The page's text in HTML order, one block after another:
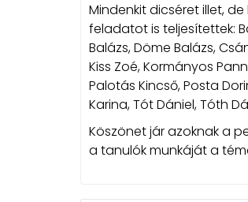
Mindenkit dicséret illet,
feladatot is teljesítettek:
Balázs, Döme Balázs,
Kiss Zoé, Kormányos
Palotás Kincső, Posta
Karina, Tót Dániel, Tóth
Köszönet jár azoknak a
a tanulók munkáját a